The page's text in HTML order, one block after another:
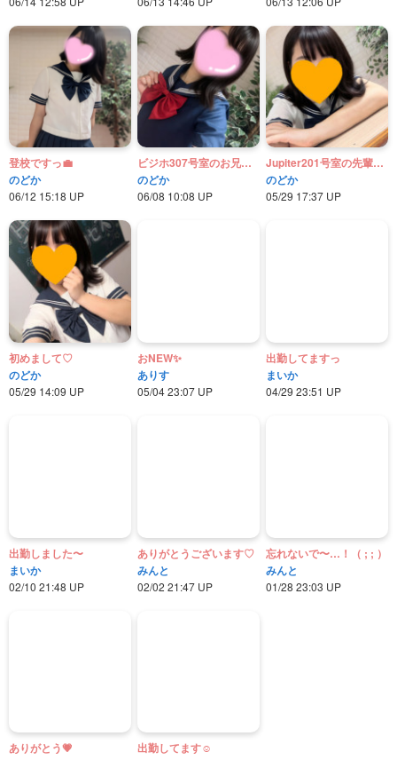
登校ですっ💼
のどか
06/12 15:18 UP
ビジホ307号室のお兄様へ♡
のどか
06/08 10:08 UP
Jupiter201号室の先輩へ♡
のどか
05/29 17:37 UP
初めまして♡
のどか
05/29 14:09 UP
おNEW✨
ありす
05/04 23:07 UP
出勤してますっ
まいか
04/29 23:51 UP
出勤しました〜
まいか
02/10 21:48 UP
ありがとうございます♡
みんと
02/02 21:47 UP
忘れないで〜…！（ ; ; ）
みんと
01/28 23:03 UP
ありがとう💗
出勤してます☺︎